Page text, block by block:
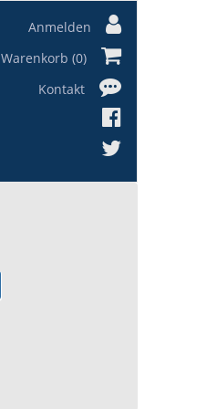
Anmelden
Warenkorb (0)
Kontakt